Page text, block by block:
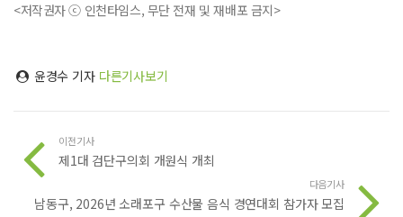
<저작권자 ⓒ 인천타임스, 무단 전재 및 재배포 금지>
윤경수 기자 다른기사보기
이전기사
제1대 검단구의회 개원식 개최
다음기사
남동구, 2026년 소래포구 수산물 음식 경연대회 참가자 모집